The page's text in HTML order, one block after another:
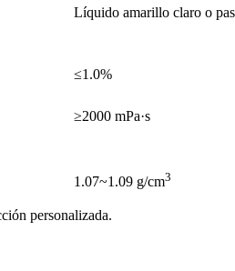
Líquido amarillo claro o
≤1.0%
≥2000 mPa·s
1.07~1.09 g/cm3
personalizada.